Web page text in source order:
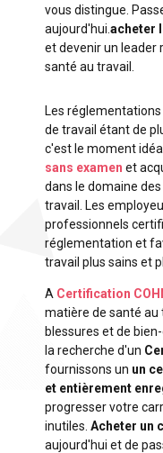
vous distingue.
aujourd'hui. acheter
et devenir un leader
santé au travail.
Les
de travail étant de
c'est le moment
sans examen et
dans le domaine
travail. Les
professionnels
réglementation et
travail plus sains et
A Certification
matière de santé au
blessures et de
la recherche d'un
fournissons un un
et entièrement
progresser votre
inutiles. Acheter un
aujourd'hui et de